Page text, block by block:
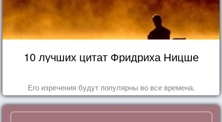
10 лучших цитат Фридриха Ницше
Его изречения будут популярны во все времена.